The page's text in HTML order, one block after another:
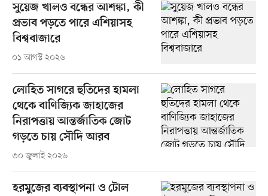
সুয়েজ খালও বন্ধের আশঙ্কা, কী
প্রভাব পড়তে পারে এশিয়াসহ
বিশ্ববাজারে
০১ আগস্ট ২০২৬
লোহিত সাগরে হুতিদের হামলা
থেকে বাণিজ্যিক জাহাজের
নিরাপত্তায় আন্তর্জাতিক জোট
গড়তে চায় সৌদি আরব
৩০ জুলাই ২০২৬
হরমুজের ব্যবস্থাপনা ও টোল